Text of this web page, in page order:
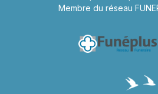
Membre du réseau